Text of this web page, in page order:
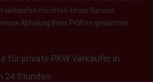
verkaufen möchten. Unser Service
Abholung Ihres PKW im gesamten
für private PKW Verkäufer in
24 Stunden